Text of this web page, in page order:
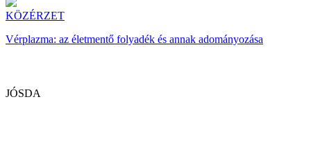
KÖZÉRZET
Vérplazma: az életmentő folyadék és annak adományozása
JÓSDA